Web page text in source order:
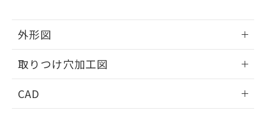
外形図
取りつけ穴加工図
CAD
の共同利用に関して"
の「1.共同利
るもので、過去に遡って非含有を証明する
ものではありません。
また、RoHS指令のフタル酸エステル類４
既に当社にて対応品への在庫切替を完了